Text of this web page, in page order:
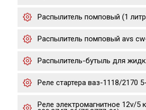
Распылитель помповый (1
Распылитель помповый avs
Распылитель-бутыль для
Реле стартера ваз-1118/2170
Реле электромагнитное 12v/5